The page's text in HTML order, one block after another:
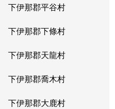
下伊那郡平谷村
下伊那郡下條村
下伊那郡天龍村
下伊那郡喬木村
下伊那郡大鹿村